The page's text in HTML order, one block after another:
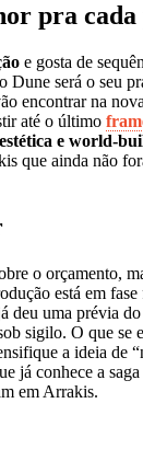
pra
e gosta de
Dune será o seu
encontrar na
até o último
estética e
que ainda não
o orçamento,
está em
deu uma prévia
sigilo. O que se
a ideia de
já conhece a
em Arrakis.